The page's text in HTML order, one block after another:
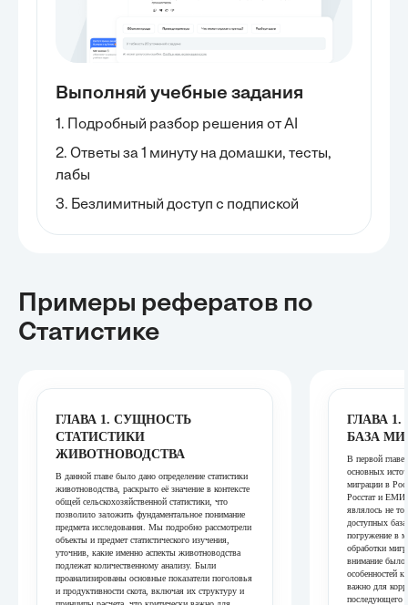
Выполняй учебные задания
1. Подробный разбор решения от AI
2. Ответы за 1 минуту на домашки, тесты,
лабы
3. Безлимитный доступ с подпиской
Примеры рефератов по
Статистике
ГЛАВА 1. СУЩНОСТЬ
СТАТИСТИКИ
ЖИВОТНОВОДСТВА
В данной главе было дано определение статистики
животноводства, раскрыто её значение в контексте
общей сельскохозяйственной статистики, что
позволило заложить фундаментальное понимание
предмета исследования. Мы подробно рассмотрели
объекты и предмет статистического изучения,
уточнив, какие именно аспекты животноводства
подлежат количественному анализу. Были
проанализированы основные показатели поголовья
и продуктивности скота, включая их структуру и
ГЛАВА
БАЗА
В первой главе
основных
миграции в
Росстат и
являлось не
доступных
погружение в
обработки
внимание было
особенностей
важно для
последующего